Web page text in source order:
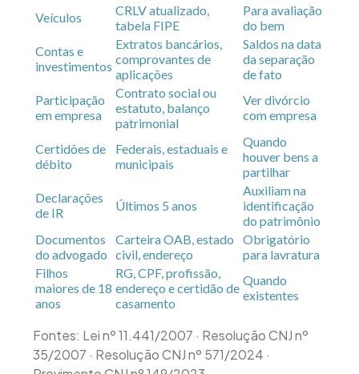
Veículos
CRLV atualizado,
tabela FIPE
Para avaliação
do bem
Contas e
investimentos
Extratos bancários,
comprovantes de
aplicações
Saldos na data
da separação
de fato
Participação
em empresa
Contrato social ou
estatuto, balanço
patrimonial
Ver divórcio
com empresa
Certidões de
débito
Federais, estaduais e
municipais
Quando
houver bens a
partilhar
Declarações
de IR
Últimos 5 anos
Auxiliam na
identificação
do patrimônio
Documentos
do advogado
Carteira OAB, estado
civil, endereço
Obrigatório
para lavratura
Filhos
maiores de 18
anos
RG, CPF, profissão,
endereço e certidão de
casamento
Quando
existentes
Fontes: Lei nº 11.441/2007 · Resolução CNJ nº
35/2007 · Resolução CNJ nº 571/2024 ·